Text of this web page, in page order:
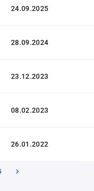
24.09.2025
28.09.2024
23.12.2023
08.02.2023
26.01.2022